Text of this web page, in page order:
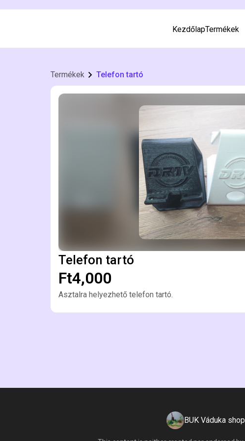
KezdőlapTermékek
Termékek Telefon tartó
Telefon tartó
Ft4,000
Asztalra helyezhető telefon tartó.
BUK Váduka shop